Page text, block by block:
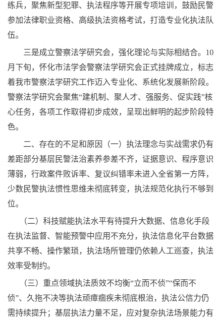
练兵，聚焦新型犯罪、执法程序等开展专项培训，鼓励民警
参加法律职业资格、高级执法资格考试，打造专业化执法队
伍。
三是成立警察法学研究会，强化理论与实际相结合。10
月下旬，怀化市法学会警察法学研究会正式挂牌成立，标志
着我市警察法学研究工作迈入专业化、系统化发展新阶段。
警察法学研究会聚焦“建机制、聚人才、强服务、促实践”核
心任务，各项工作取得初步成效，呈现出鲜明的起步阶段特
色。
二、存在的不足和原因（一）执法理念与实战需求仍有
差距部分基层民警法治素养参差不齐，证据意识、程序意识
薄弱，行政案件败诉率、复议纠错率未进入全省第一方阵，
少数民警执法惯性思维未彻底转变，执法规范化执行不够到
位。
（二）科技赋能执法水平有待提升大数据、信息化手段
在执法监督、智能预警中应用不充分，执法信息化平台数据
共享不畅、操作繁琐，执法场所管理仍依赖人工巡查，执法
效率受制约。
（三）重点领域执法质效不均衡“立而不侦”“保而不
侦”、久拖不决等执法顽瘴痼疾未彻底根治，执法公信力仍
需持续提升；基层执法力量不足，应对复杂执法场景能力有